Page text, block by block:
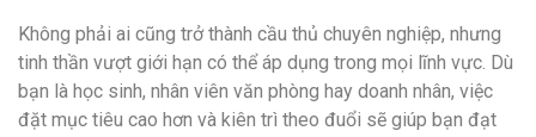
Không phải ai cũng trở thành cầu thủ chuyên nghiệp, nhưng
tinh thần vượt giới hạn có thể áp dụng trong mọi lĩnh vực. Dù
bạn là học sinh, nhân viên văn phòng hay doanh nhân, việc
đặt mục tiêu cao hơn và kiên trì theo đuổi sẽ giúp bạn đạt